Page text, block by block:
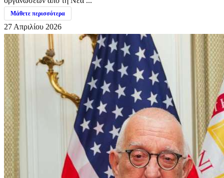
Μάθετε περισσότερα
27 Απριλίου 2026